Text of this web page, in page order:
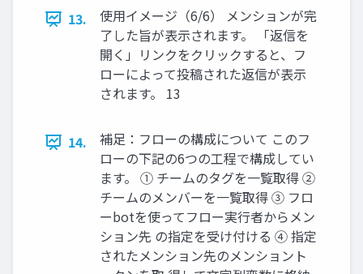
13.
使用イメージ（6/6） メンションが完
了した旨が表示されます。 「返信を
開く」リンクをクリックすると、フ
ローによって投稿された返信が表示
されます。 13
14.
補足：フローの構成について このフ
ローの下記の6つの工程で構成してい
ます。 ① チームのタグを一覧取得 ②
チームのメンバーを一覧取得 ③ フロ
ーbotを使ってフロー実行者からメン
ション先 の指定を受け付ける ④ 指定
されたメンション先のメンショント